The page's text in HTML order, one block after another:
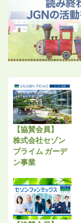
【協賛会員】
株式会社セゾン
プライム ガーデ
ン事業